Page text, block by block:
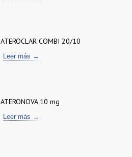
ATEROCLAR COMBI 20/10
Leer más →
ATERONOVA 10 mg
Leer más →